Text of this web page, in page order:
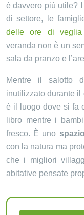
è davvero più utile?
di settore, le
delle ore di veglia
veranda non è un
sala da pranzo e
Mentre il salotto
inutilizzato durante
è il luogo dove si fa
libro mentre i
fresco. È uno
con la natura ma
che i migliori
abitative pensate